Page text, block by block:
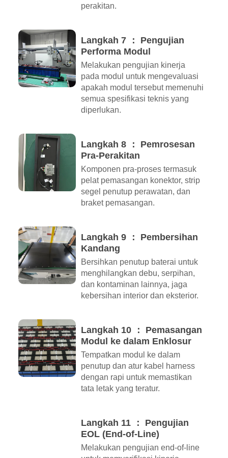
perakitan.
Langkah 7 ： Pengujian
Performa Modul
Melakukan pengujian kinerja
pada modul untuk mengevaluasi
apakah modul tersebut memenuhi
semua spesifikasi teknis yang
diperlukan.
Langkah 8 ： Pemrosesan
Pra-Perakitan
Komponen pra-proses termasuk
pelat pemasangan konektor, strip
segel penutup perawatan, dan
braket pemasangan.
Langkah 9 ： Pembersihan
Kandang
Bersihkan penutup baterai untuk
menghilangkan debu, serpihan,
dan kontaminan lainnya, jaga
kebersihan interior dan eksterior.
Langkah 10 ： Pemasangan
Modul ke dalam Enklosur
Tempatkan modul ke dalam
penutup dan atur kabel harness
dengan rapi untuk memastikan
tata letak yang teratur.
Langkah 11 ： Pengujian
EOL (End-of-Line)
Melakukan pengujian end-of-line